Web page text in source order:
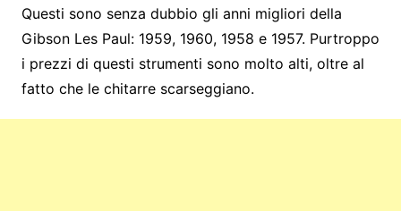
Questi sono senza dubbio gli anni migliori della
Gibson Les Paul: 1959, 1960, 1958 e 1957. Purtroppo
i prezzi di questi strumenti sono molto alti, oltre al
fatto che le chitarre scarseggiano.